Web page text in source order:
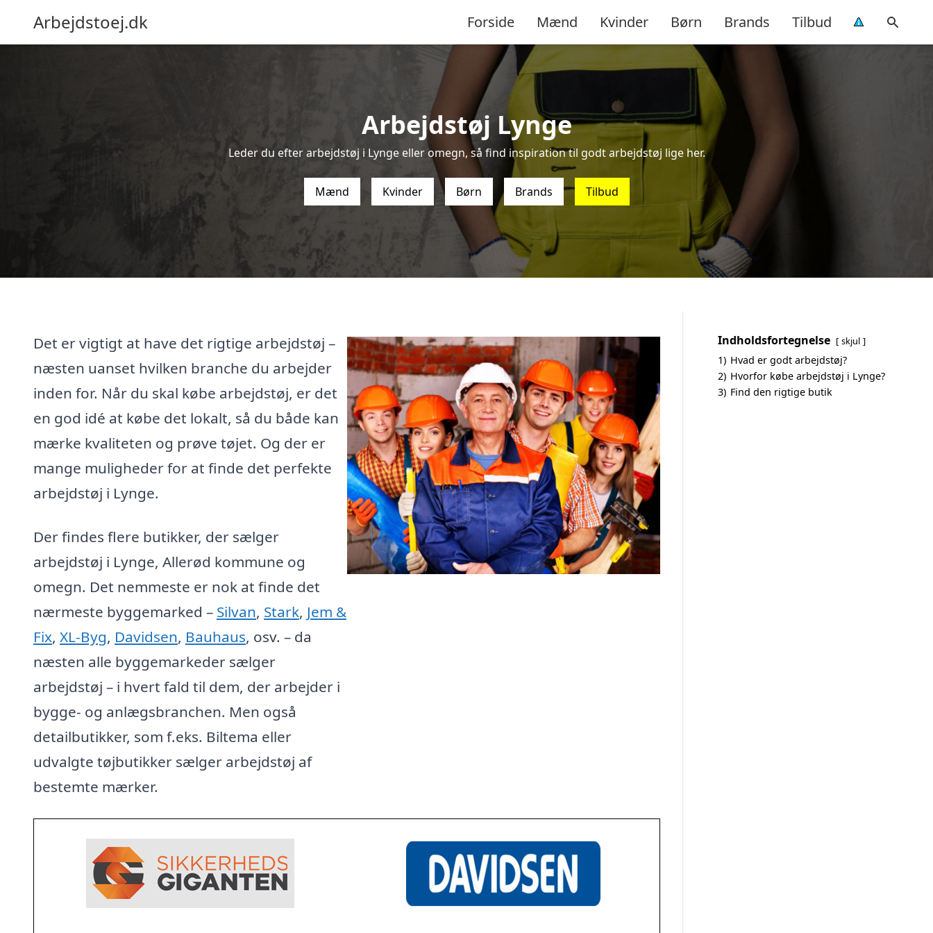
Arbejdstoej.dk Forside Mænd Kvinder Børn Brands Tilbud
Arbejdstøj Lynge
Leder du efter arbejdstøj i Lynge eller omegn, så find inspiration til godt arbejdstøj lige her.
Mænd Kvinder Børn Brands Tilbud
Det er vigtigt at have det rigtige arbejdstøj –
næsten uanset hvilken branche du arbejder
inden for. Når du skal købe arbejdstøj, er det
en god idé at købe det lokalt, så du både kan
mærke kvaliteten og prøve tøjet. Og der er
mange muligheder for at finde det perfekte
arbejdstøj i Lynge.
Der findes flere butikker, der sælger
arbejdstøj i Lynge, Allerød kommune og
omegn. Det nemmeste er nok at finde det
nærmeste byggemarked – Silvan, Stark, Jem &
Fix, XL-Byg, Davidsen, Bauhaus, osv. – da
næsten alle byggemarkeder sælger
arbejdstøj – i hvert fald til dem, der arbejder i
bygge- og anlægsbranchen. Men også
detailbutikker, som f.eks. Biltema eller
udvalgte tøjbutikker sælger arbejdstøj af
bestemte mærker.
Indholdsfortegnelse skjul
1) Hvad er godt arbejdstøj?
2) Hvorfor købe arbejdstøj i Lynge?
3) Find den rigtige butik